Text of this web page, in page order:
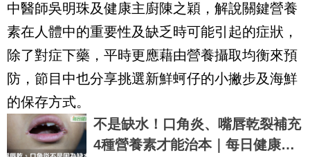
中醫師吳明珠及健康主廚陳之穎，解說關鍵營養
素在人體中的重要性及缺乏時可能引起的症狀，
除了對症下藥，平時更應藉由營養攝取均衡來預
防，節目中也分享挑選新鮮蚵仔的小撇步及海鮮
的保存方式。
不是缺水！口角炎、嘴唇乾裂補充
4種營養素才能治本｜每日健康He